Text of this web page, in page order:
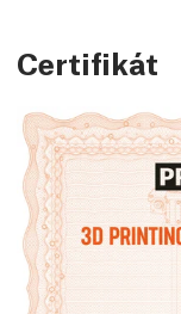
Certifikát